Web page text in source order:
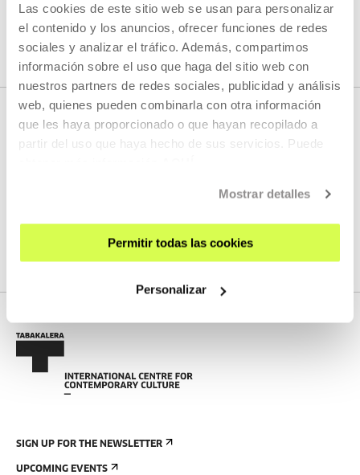
Las cookies de este sitio web se usan para personalizar
el contenido y los anuncios, ofrecer funciones de redes
sociales y analizar el tráfico. Además, compartimos
información sobre el uso que haga del sitio web con
nuestros partners de redes sociales, publicidad y análisis
web, quienes pueden combinarla con otra información
que les haya proporcionado o que hayan recopilado a
partir del uso que haya hecho de sus servicios. Puede
Mostrar detalles
Permitir todas las cookies
Personalizar
SEE ALL CONTENT
SEE FULL PROGRAM
SIGN UP FOR THE NEWSLETTER
UPCOMING EVENTS